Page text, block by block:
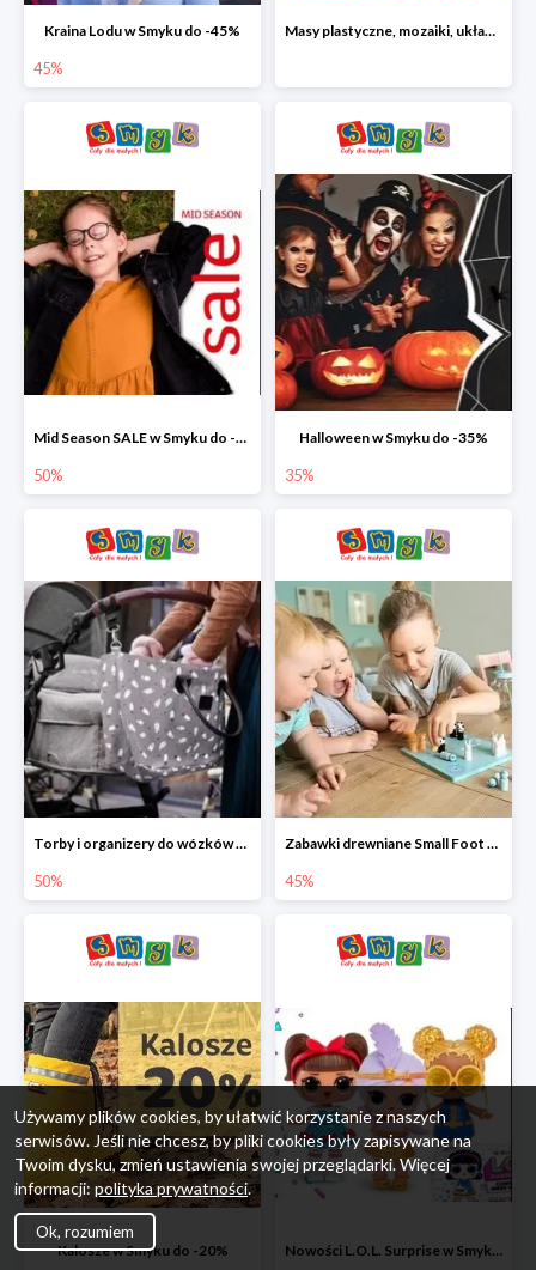
Kraina Lodu w Smyku do -45%
45%
Masy plastyczne, mozaiki, układanki do -45%
Mid Season SALE w Smyku do -50%
50%
Halloween w Smyku do -35%
35%
Torby i organizery do wózków w Smyku do -50%
50%
Zabawki drewniane Small Foot do -45%
45%
Kalosze w Smyku do -20% Nowości L.O.L. Surprise w Smyku do -45%
Używamy plików cookies, by ułatwić korzystanie z naszych
serwisów. Jeśli nie chcesz, by pliki cookies były zapisywane na
Twoim dysku, zmień ustawienia swojej przeglądarki. Więcej
informacji: polityka prywatności.
Ok, rozumiem